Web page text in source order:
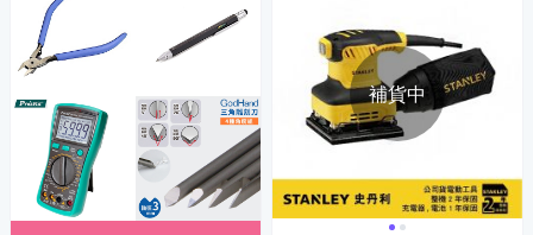
補貨中